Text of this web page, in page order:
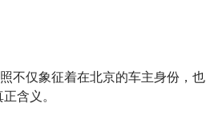
不仅象征着在北京的车主身份，也
含义。